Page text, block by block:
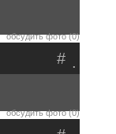
обсудить фото (0)
.
#
обсудить фото (0)